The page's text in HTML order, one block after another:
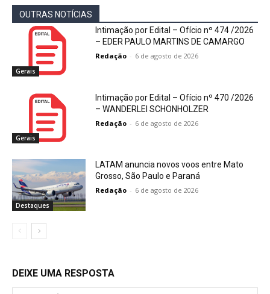
OUTRAS NOTÍCIAS
Gerais
Intimação por Edital – Ofício nº 474 /2026
– EDER PAULO MARTINS DE CAMARGO
Redação - 6 de agosto de 2026
Gerais
Intimação por Edital – Ofício nº 470 /2026
– WANDERLEI SCHONHOLZER
Redação - 6 de agosto de 2026
Destaques
LATAM anuncia novos voos entre Mato
Grosso, São Paulo e Paraná
Redação - 6 de agosto de 2026
DEIXE UMA RESPOSTA